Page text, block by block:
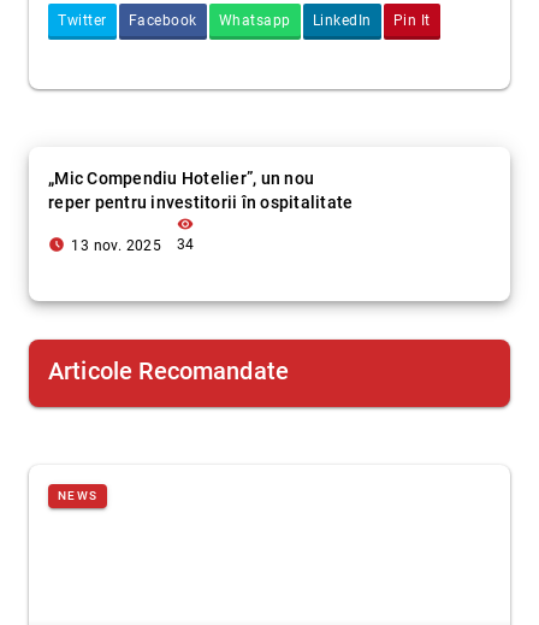
Twitter Facebook Whatsapp LinkedIn Pin It
„Mic Compendiu Hotelier”, un nou
reper pentru investitorii în ospitalitate
access_time_filled 13 nov. 2025
visibility
34
Articole Recomandate
NEWS